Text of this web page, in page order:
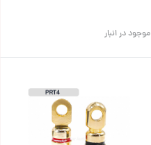
موجود در انبار